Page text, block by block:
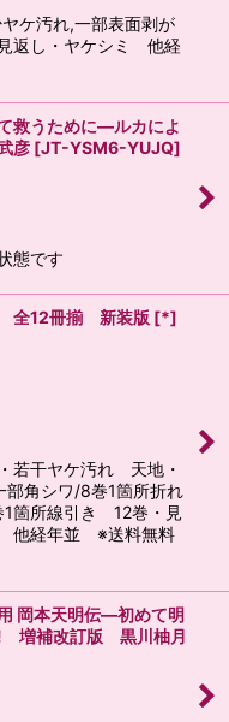
ケ汚れ,一部表面剥が
返し・ヤケシミ 他経
救うために―ルカによ
彦 [JT-YSM6-YUJQ]
態です
全12冊揃 新装版 [*]
若干ヤケ汚れ 天地・
角シワ/8巻1箇所折れ
1箇所線引き 12巻・見
他経年並 ※送料無料
岡本天明伝―初めて明
! 増補改訂版 黒川柚月